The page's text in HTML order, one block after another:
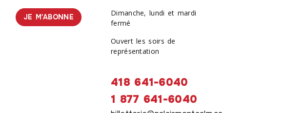
JE M'ABONNE
Dimanche, lundi et mardi
fermé
Ouvert les soirs de
représentation
418 641-6040
1 877 641-6040